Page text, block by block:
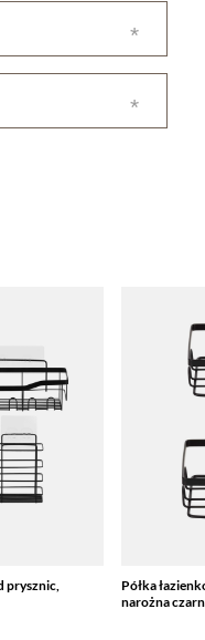
prysznic,
Półka
narożna